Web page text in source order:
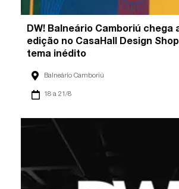
DW! Balneário Camboriú chega
edição no CasaHall Design
tema inédito
Balneário Camboriú
18 a 21/8